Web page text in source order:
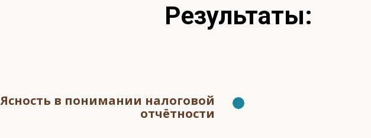
Результаты:
Ясность в понимании налоговой
отчётности